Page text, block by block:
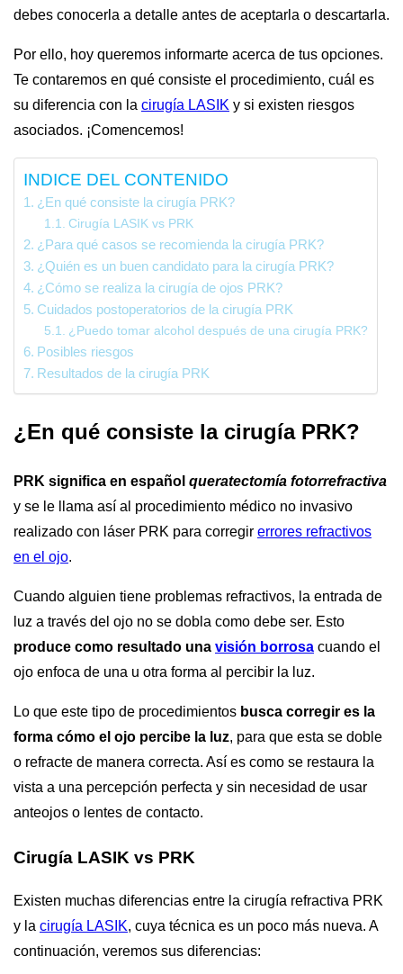
debes conocerla a detalle antes de aceptarla o descartarla.
Por ello, hoy queremos informarte acerca de tus opciones.
Te contaremos en qué consiste el procedimiento, cuál es
su diferencia con la cirugía LASIK y si existen riesgos
asociados. ¡Comencemos!
INDICE DEL CONTENIDO
¿En qué consiste la cirugía PRK?
Cirugía LASIK vs PRK
¿Para qué casos se recomienda la cirugía PRK?
¿Quién es un buen candidato para la cirugía PRK?
¿Cómo se realiza la cirugía de ojos PRK?
Cuidados postoperatorios de la cirugía PRK
¿Puedo tomar alcohol después de una cirugía PRK?
Posibles riesgos
Resultados de la cirugía PRK
¿En qué consiste la cirugía PRK?
PRK significa en español queratectomía fotorrefractiva
y se le llama así al procedimiento médico no invasivo
realizado con láser PRK para corregir errores refractivos
en el ojo.
Cuando alguien tiene problemas refractivos, la entrada de
luz a través del ojo no se dobla como debe ser. Esto
produce como resultado una visión borrosa cuando el
ojo enfoca de una u otra forma al percibir la luz.
Lo que este tipo de procedimientos busca corregir es la
forma cómo el ojo percibe la luz, para que esta se doble
o refracte de manera correcta. Así es como se restaura la
vista a una percepción perfecta y sin necesidad de usar
anteojos o lentes de contacto.
Cirugía LASIK vs PRK
Existen muchas diferencias entre la cirugía refractiva PRK
y la cirugía LASIK, cuya técnica es un poco más nueva. A
continuación, veremos sus diferencias: